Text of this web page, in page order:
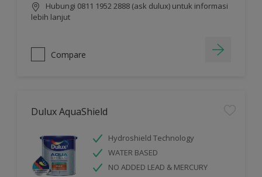
Hubungi 0811 1952 2888 (ask dulux) untuk informasi
lebih lanjut
Compare
Dulux AquaShield
Hydroshield Technology
WATER BASED
NO ADDED LEAD & MERCURY